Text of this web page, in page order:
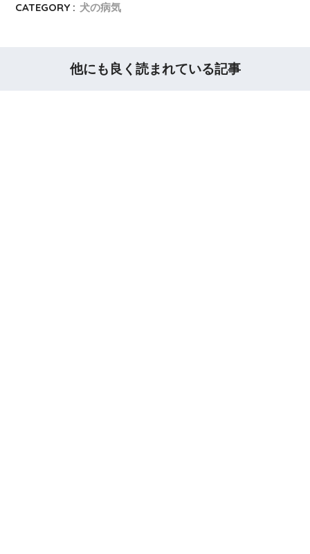
CATEGORY : 犬の病気
他にも良く読まれている記事